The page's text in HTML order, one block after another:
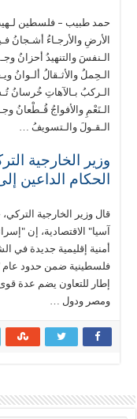
حمد طبيب – فلسطين
الأرضِ والأرجـاءُ أشـجانُ
الـنفسَ والتنهيدُ أحزانُ
الـحِملُ والأثـقالُ
الـركبُ بـالآهاتِ خُرسانُ
الـنَعْمِ والأفواجُ قُـطْعانُ
الـقـولَ والـتسويفُ …
وزير الخارجية
الحكام الداعين
قال وزير الخارجية
آسيا" الاقتصادية، إن
أمنية إقليمية جديدة في
إطار للتعاون يضم عدة قوى
ومصر ودول …